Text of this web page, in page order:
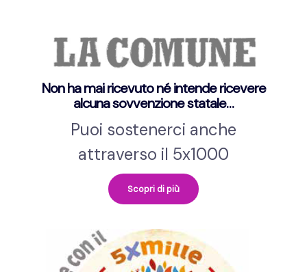
Non ha mai ricevuto né intende ricevere
alcuna sovvenzione statale…
Puoi sostenerci anche
attraverso il 5x1000
Scopri di più